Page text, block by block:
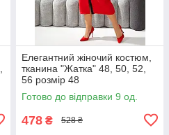
Елегантний жіночий костюм,
тканина "Жатка" 48, 50, 52,
56 розмір 48
Готово до відправки 9 од.
478 ₴ 528 ₴